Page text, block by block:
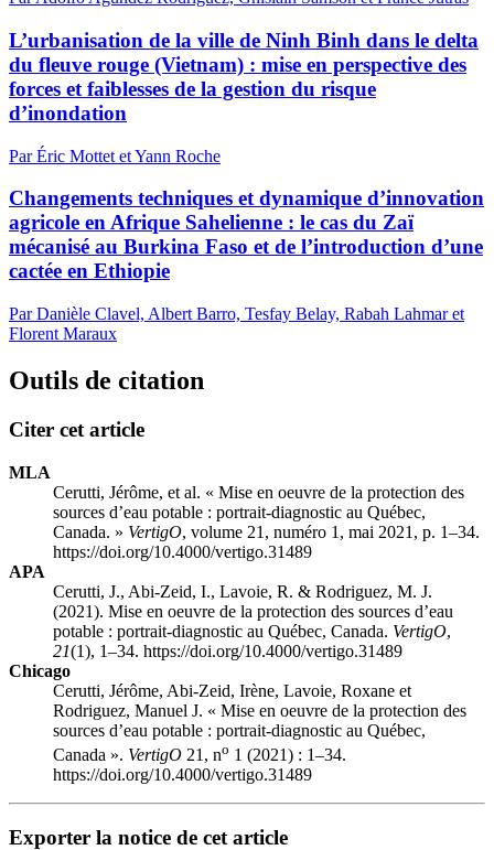
L’urbanisation de la ville de Ninh Binh dans le delta
du fleuve rouge (Vietnam) : mise en perspective des
forces et faiblesses de la gestion du risque
d’inondation
Par Éric Mottet et Yann Roche
Changements techniques et dynamique d’innovation
agricole en Afrique Sahelienne : le cas du Zaï
mécanisé au Burkina Faso et de l’introduction d’une
cactée en Ethiopie
Par Danièle Clavel, Albert Barro, Tesfay Belay, Rabah Lahmar et
Florent Maraux
Outils de citation
Citer cet article
MLA
Cerutti, Jérôme, et al. « Mise en oeuvre de la protection des
sources d’eau potable : portrait-diagnostic au Québec,
Canada. » VertigO, volume 21, numéro 1, mai 2021, p. 1–34.
https://doi.org/10.4000/vertigo.31489
APA
Cerutti, J., Abi-Zeid, I., Lavoie, R. & Rodriguez, M. J.
(2021). Mise en oeuvre de la protection des sources d’eau
potable : portrait-diagnostic au Québec, Canada. VertigO,
21(1), 1–34. https://doi.org/10.4000/vertigo.31489
Chicago
Cerutti, Jérôme, Abi-Zeid, Irène, Lavoie, Roxane et
Rodriguez, Manuel J. « Mise en oeuvre de la protection des
sources d’eau potable : portrait-diagnostic au Québec,
Canada ». VertigO 21, no 1 (2021) : 1–34.
https://doi.org/10.4000/vertigo.31489
Exporter la notice de cet article